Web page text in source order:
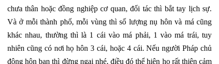
chưa thân hoặc đồng nghiệp cơ quan, đối tác thì bắt tay lịch sự.
Và ở mỗi thành phố, mỗi vùng thì số lượng nụ hôn và má cũng
khác nhau, thường thì là 1 cái vào má phải, 1 vào má trái, tuy
nhiên cũng có nơi họ hôn 3 cái, hoặc 4 cái. Nếu người Pháp chủ
động hôn bạn thì đừng ngại nhé, điều đó thể hiện họ rất thiện cảm